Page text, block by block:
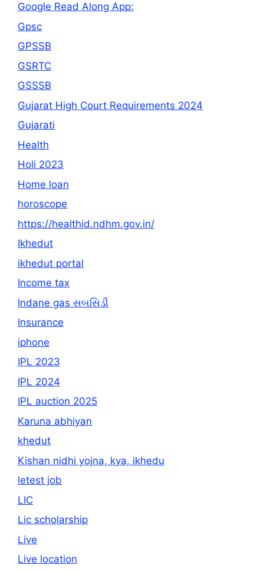
Google Read Along App:
Gpsc
GPSSB
GSRTC
GSSSB
Gujarat High Court Requirements 2024
Gujarati
Health
Holi 2023
Home loan
horoscope
https://healthid.ndhm.gov.in/
Ikhedut
ikhedut portal
Income tax
Indane gas સબસિડી
Insurance
iphone
IPL 2023
IPL 2024
IPL auction 2025
Karuna abhiyan
khedut
Kishan nidhi yojna, kya, ikhedu
letest job
LIC
Lic scholarship
Live
Live location